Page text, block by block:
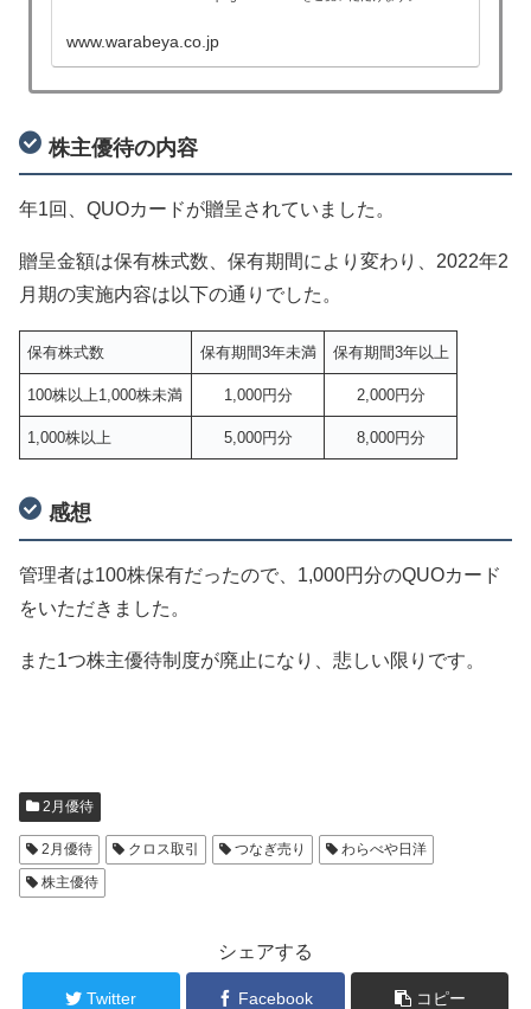
www.warabeya.co.jp
株主優待の内容
年1回、QUOカードが贈呈されていました。
贈呈金額は保有株式数、保有期間により変わり、2022年2
月期の実施内容は以下の通りでした。
保有株式数 保有期間3年未満 保有期間3年以上
100株以上1,000株未満 1,000円分 2,000円分
1,000株以上 5,000円分 8,000円分
感想
管理者は100株保有だったので、1,000円分のQUOカード
をいただきました。
また1つ株主優待制度が廃止になり、悲しい限りです。
2月優待
2月優待 クロス取引 つなぎ売り
わらべや日洋
株主優待
シェアする
Twitter Facebook コピー